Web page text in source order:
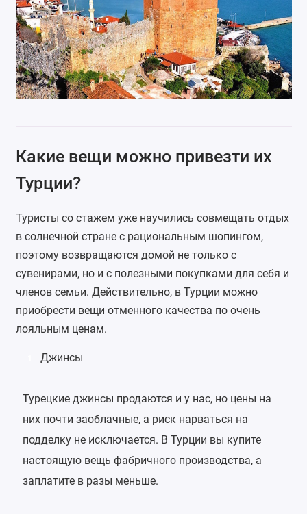
Какие вещи можно привезти их
Турции?
Туристы со стажем уже научились совмещать отдых
в солнечной стране с рациональным шопингом,
поэтому возвращаются домой не только с
сувенирами, но и с полезными покупками для себя и
членов семьи. Действительно, в Турции можно
приобрести вещи отменного качества по очень
лояльным ценам.
Джинсы
Турецкие джинсы продаются и у нас, но цены на
них почти заоблачные, а риск нарваться на
подделку не исключается. В Турции вы купите
настоящую вещь фабричного производства, а
заплатите в разы меньше.